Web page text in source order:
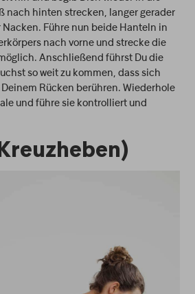
nach hinten strecken, langer gerader
Führe nun beide Hanteln in
nach vorne und strecke die
Anschließend führst Du die
so weit zu kommen, dass sich
Rücken berühren. Wiederhole
und führe sie kontrolliert und